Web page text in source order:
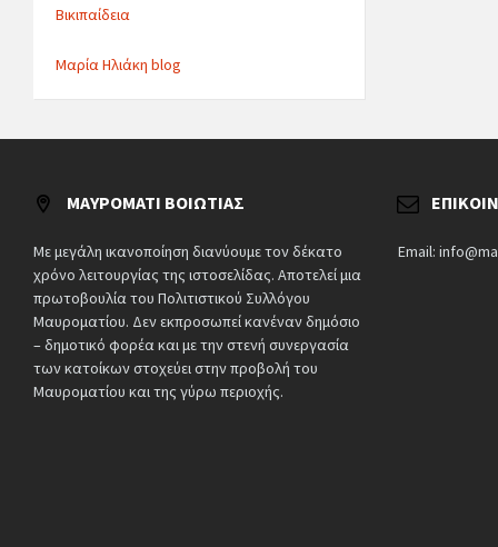
Βικιπαίδεια
Μαρία Ηλιάκη blog
ΜΑΥΡΟΜΆΤΙ ΒΟΙΩΤΊΑΣ
Με μεγάλη ικανοποίηση διανύουμε τον δέκατο
χρόνο λειτουργίας της ιστοσελίδας. Αποτελεί μια
πρωτοβουλία του Πολιτιστικού Συλλόγου
Μαυροματίου. Δεν εκπροσωπεί κανέναν δημόσιο
– δημοτικό φορέα και με την στενή συνεργασία
των κατοίκων στοχεύει στην προβολή του
Μαυροματίου και της γύρω περιοχής.
Email: